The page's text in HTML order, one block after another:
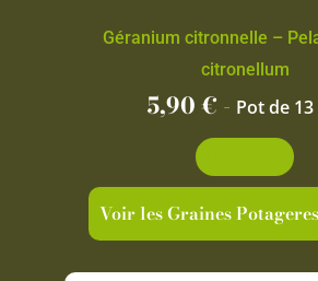
Géranium citronnelle –
citronellum
5,90€ - Pot de 13
Voir les Graines